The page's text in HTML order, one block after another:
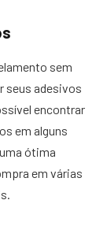
sem
seus adesivos
encontrar
em alguns
ótima
em várias